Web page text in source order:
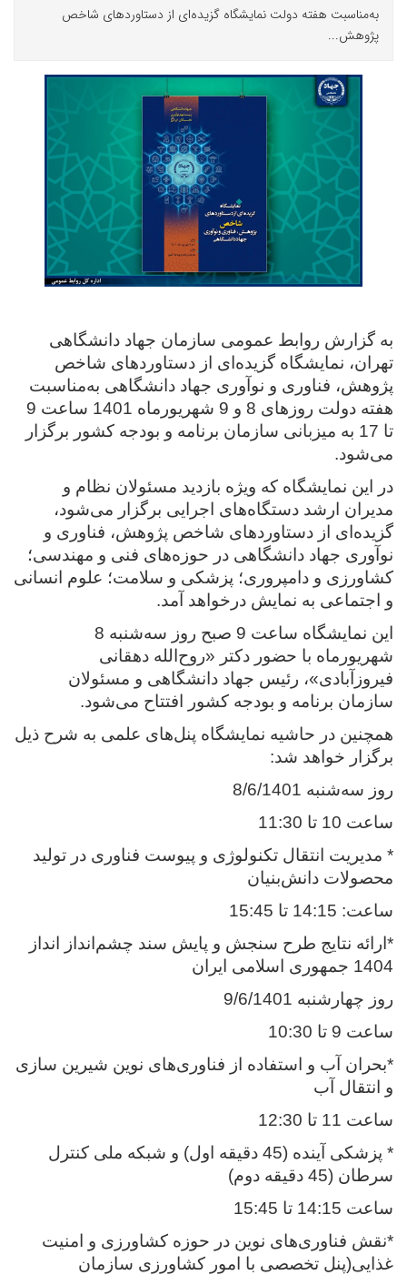
به‌مناسبت هفته دولت نمایشگاه گزیده‌ای از دستاوردهای شاخص
پژوهش...
به گزارش روابط عمومی سازمان جهاد دانشگاهی
تهران، نمایشگاه گزیده‌ای از دستاوردهای شاخص
پژوهش، فناوری و نوآوری جهاد دانشگاهی به‌مناسبت
هفته دولت روزهای 8 و 9 شهریورماه 1401 ساعت 9
تا 17 به میزبانی سازمان برنامه‌ و بودجه کشور برگزار
می‌شود.
در این نمایشگاه که ویژه بازدید مسئولان نظام و
مدیران ارشد دستگاه‌های اجرایی برگزار می‌شود،
گزیده‌ای از دستاوردهای شاخص پژوهش، فناوری و
نوآوری جهاد دانشگاهی در حوزه‌های فنی و مهندسی؛
کشاورزی و دامپروری؛ پزشکی و سلامت؛ علوم انسانی
و اجتماعی به نمایش درخواهد آمد.
این نمایشگاه ساعت 9 صبح روز سه‌شنبه 8
شهریورماه با حضور دکتر «روح‌الله دهقانی
فیروزآبادی»، رئیس جهاد دانشگاهی و مسئولان
سازمان برنامه و بودجه کشور افتتاح می‌شود.
همچنین در حاشیه نمایشگاه پنل‌های علمی به شرح ذیل
برگزار خواهد شد:
روز سه‌شنبه 8/6/1401
ساعت 10 تا 11:30
* مدیریت انتقال تکنولوژی و پیوست فناوری در تولید
محصولات دانش‌بنیان
ساعت: 14:15 تا 15:45
*ارائه نتایج طرح سنجش و پایش سند چشم‌انداز انداز
1404 جمهوری اسلامی ایران
روز چهارشنبه 9/6/1401
ساعت 9 تا 10:30
*بحران آب و استفاده از فناوری‌های نوین شیرین سازی
و انتقال آب
ساعت 11 تا 12:30
* پزشکی آینده (45 دقیقه اول) و شبکه ملی کنترل
سرطان (45 دقیقه دوم)
ساعت 14:15 تا 15:45
*نقش فناوری‌های نوین در حوزه کشاورزی و امنیت
غذایی(پنل تخصصی با امور کشاورزی سازمان